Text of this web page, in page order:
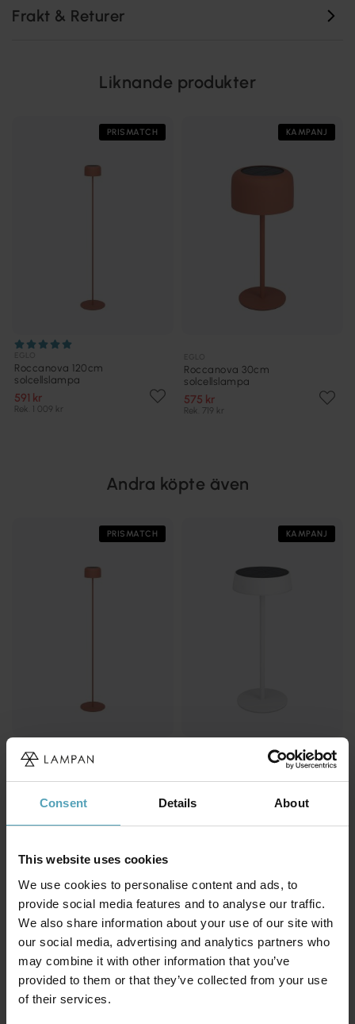
Consent Details About
This website uses cookies
We use cookies to personalise content and ads, to
provide social media features and to analyse our traffic.
We also share information about your use of our site with
our social media, advertising and analytics partners who
may combine it with other information that you’ve
provided to them or that they’ve collected from your use
of their services.
Frakt & Returer
Liknande produkter
PRISMATCH
Roccanova 120cm
solcellslampa
591 kr
Rek. 1 009 kr
KAMPANJ
Roccanova 30cm
solcellslampa
575 kr
Rek. 719 kr
Andra köpte även
PRISMATCH
EGLO
Roccanova 120cm
solcellslampa
591 kr
Rek. 1 009 kr
KAMPANJ
Simeri 30cm solcellslampa
Rek. 339 kr
KAMPANJ